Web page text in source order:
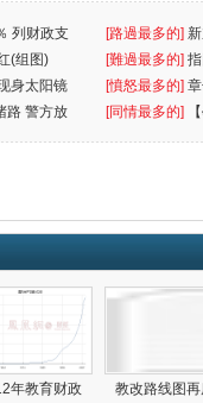
列财政支
[路過最多的]
(组图) [難過最多的]
罪
身太阳镜
[憤怒最多的]
路 警方放
[同情最多的]
敗
年教育财政 教改路线图